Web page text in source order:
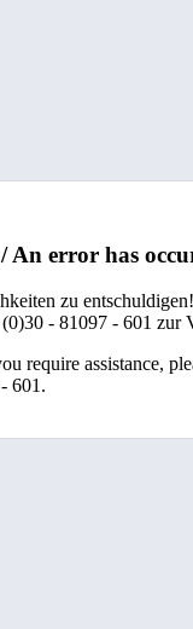
An error has
zu
- 81097 - 601 zur
require assistance,
601.